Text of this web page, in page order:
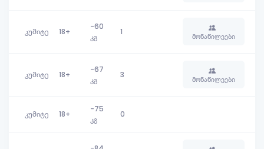
კუმიტე 18+
-60
კგ
1 მონაწილეები
კუმიტე 18+
-67
კგ
3 მონაწილეები
კუმიტე 18+
-75
კგ
0